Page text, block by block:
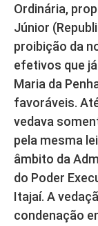
Ordinária,
Júnior
proibição da
efetivos que
Maria da
favoráveis.
vedava
pela mesma
âmbito da
do Poder
Itajaí. A
condenação